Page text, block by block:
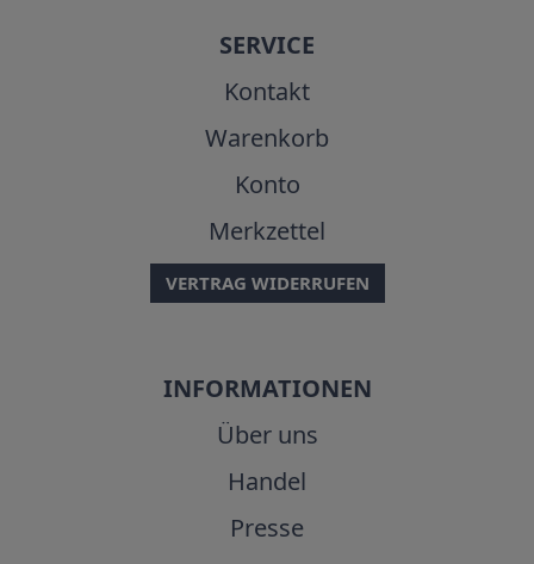
SERVICE
Kontakt
Warenkorb
Konto
Merkzettel
VERTRAG WIDERRUFEN
INFORMATIONEN
Über uns
Handel
Presse